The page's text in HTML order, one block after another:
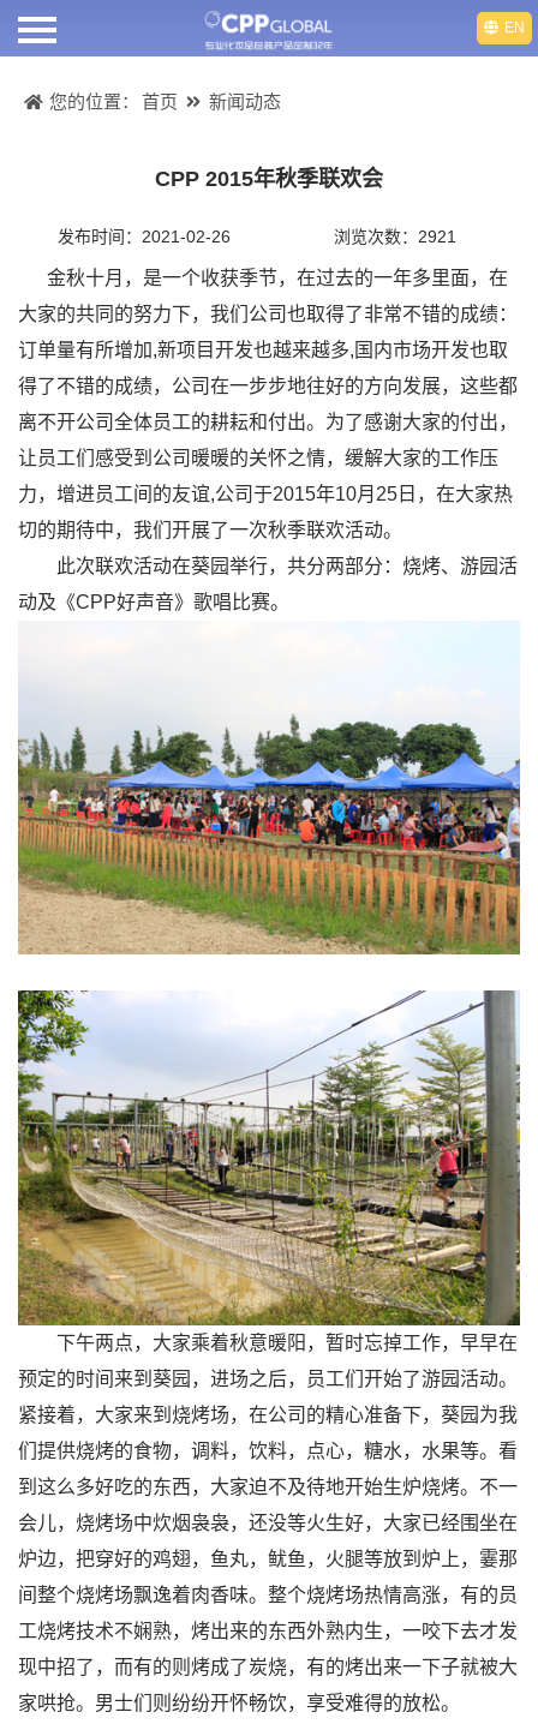
首页
产品视频
部门介绍
人才招聘
新闻动态
联系我们
EN
您的位置： 首页 新闻动态
CPP 2015年秋季联欢会
发布时间：2021-02-26 浏览次数：2921
金秋十月，是一个收获季节，在过去的一年多里面，在
大家的共同的努力下，我们公司也取得了非常不错的成绩：
订单量有所增加,新项目开发也越来越多,国内市场开发也取
得了不错的成绩，公司在一步步地往好的方向发展，这些都
离不开公司全体员工的耕耘和付出。为了感谢大家的付出，
让员工们感受到公司暖暖的关怀之情，缓解大家的工作压
力，增进员工间的友谊,公司于2015年10月25日，在大家热
切的期待中，我们开展了一次秋季联欢活动。
此次联欢活动在葵园举行，共分两部分：烧烤、游园活
动及《CPP好声音》歌唱比赛。
下午两点，大家乘着秋意暖阳，暂时忘掉工作，早早在
预定的时间来到葵园，进场之后，员工们开始了游园活动。
紧接着，大家来到烧烤场，在公司的精心准备下，葵园为我
们提供烧烤的食物，调料，饮料，点心，糖水，水果等。看
到这么多好吃的东西，大家迫不及待地开始生炉烧烤。不一
会儿，烧烤场中炊烟袅袅，还没等火生好，大家已经围坐在
炉边，把穿好的鸡翅，鱼丸，鱿鱼，火腿等放到炉上，霎那
间整个烧烤场飘逸着肉香味。整个烧烤场热情高涨，有的员
工烧烤技术不娴熟，烤出来的东西外熟内生，一咬下去才发
现中招了，而有的则烤成了炭烧，有的烤出来一下子就被大
家哄抢。男士们则纷纷开怀畅饮，享受难得的放松。